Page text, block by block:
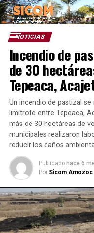
NOTICIAS
Incendio de
de 30
Tepeaca,
Un incendio de pastizal
limítrofe entre Tepeaca,
más de 30 hectáreas de
municipales realizaron
reducir los daños
Publicado hace 6
Por Sicom Amozoc